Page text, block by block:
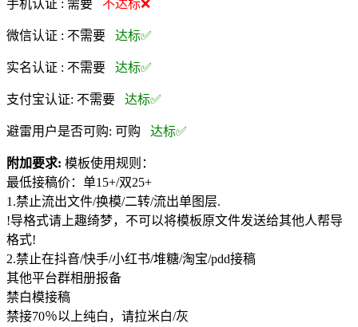
手机认证 : 需要 不达标❌
微信认证 : 不需要 达标✅
实名认证 : 不需要 达标✅
支付宝认证: 不需要 达标✅
避雷用户是否可购: 可购 达标✅
附加要求: 模板使用规则：
最低接稿价：单15+/双25+
1.禁止流出文件/换模/二转/流出单图层.
!导格式请上趣绮梦，不可以将模板原文件发送给其他人帮导
格式!
2.禁止在抖音/快手/小红书/堆糖/淘宝/pdd接稿
其他平台群相册报备
禁白模接稿
禁接70％以上纯白，请拉米白/灰